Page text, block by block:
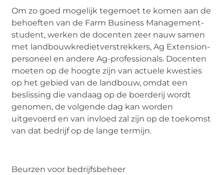
Om zo goed mogelijk tegemoet te komen aan de
behoeften van de Farm Business Management-
student, werken de docenten zeer nauw samen
met landbouwkredietverstrekkers, Ag Extension-
personeel en andere Ag-professionals. Docenten
moeten op de hoogte zijn van actuele kwesties
op het gebied van de landbouw, omdat een
beslissing die vandaag op de boerderij wordt
genomen, de volgende dag kan worden
uitgevoerd en van invloed zal zijn op de toekomst
van dat bedrijf op de lange termijn.
Beurzen voor bedrijfsbeheer